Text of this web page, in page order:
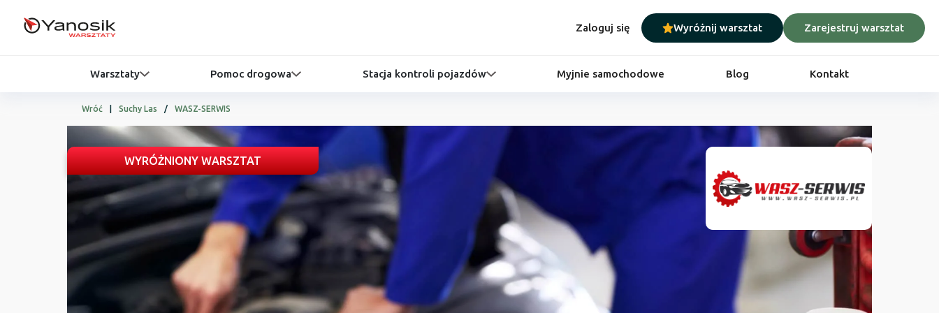
Zaloguj się Wyróżnij warsztat Zarejestruj warsztat
Warsztaty Pomoc drogowa Stacja kontroli pojazdów Myjnie samochodowe Blog Kontakt
Wróć Suchy Las / WASZ-SERWIS
WYRÓŻNIONY WARSZTAT